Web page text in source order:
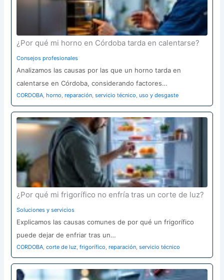
¿Por qué mi horno en Córdoba tarda en calentarse?
Consejos profesionales
Analizamos las causas por las que un horno tarda en
calentarse en Córdoba, considerando factores…
CORDOBA,horno,reparación,servicio técnico,uso y desgaste
¿Por qué mi frigorífico no enfría tras un corte de luz?
Soluciones y servicios
Explicamos las causas comunes de por qué un frigorífico
puede dejar de enfriar tras un…
CORDOBA,corte de luz,frigorífico,reparación,servicio técnico